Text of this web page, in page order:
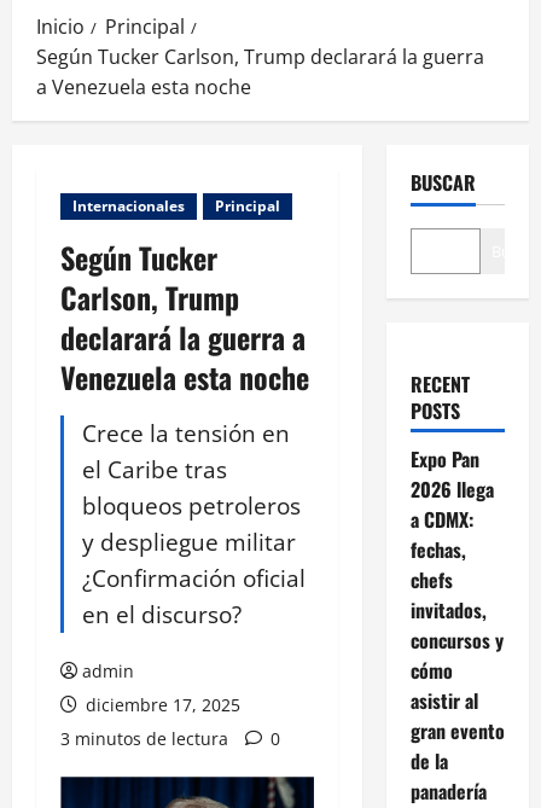
Inicio
Principal
Según Tucker Carlson, Trump declarará la guerra
a Venezuela esta noche
Internacionales Principal
Según Tucker
Carlson, Trump
declarará la guerra a
Venezuela esta noche
Crece la tensión en
el Caribe tras
bloqueos petroleros
y despliegue militar
¿Confirmación oficial
en el discurso?
admin
diciembre 17, 2025
3 minutos de lectura
0
BUSCAR
RECENT
POSTS
Expo Pan
2026 llega
a CDMX:
fechas,
chefs
invitados,
concursos y
cómo
asistir al
gran evento
de la
panadería